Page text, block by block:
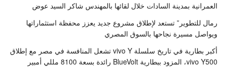
العمرانية بمدينة السادات خلال لقائها بالمهندس شاكر السيد عوض
رمال للتطوير” تستعد لإطلاق مشروع جديد يعزز محفظة استثماراتها
ويواصل مسيرة نجاحها بالسوق المصري
أكبر بطارية في تاريخ سلسلة vivo Y تشعل المنافسة في مصر مع إطلاق
vivo Y500، المزود ببطارية BlueVolt رائدة بسعة 8100 مللي أمبير